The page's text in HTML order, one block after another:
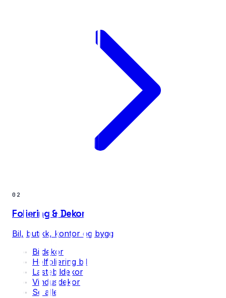
02
Foliering & Dekor
Bil, butikk, kontor og bygg
Bildekor
Helfoliering bil
Lastebildekor
Vindusdekor
Se alle